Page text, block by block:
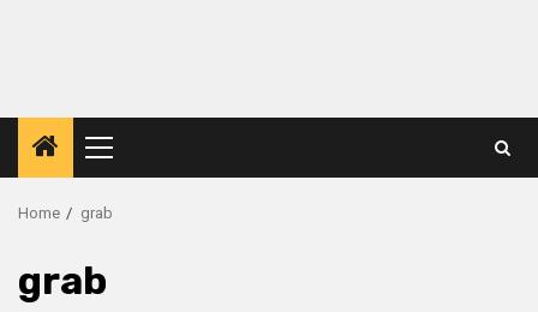
Primary
Menu
Home grab
grab